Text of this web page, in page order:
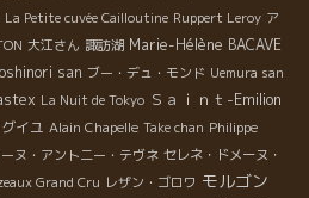
La Petite cuvée Cailloutine Ruppert Leroy ア
大江さん 諏訪湖 Marie-Hélène BACAVE
san ブー・デュ・モンド Uemura san
La Nuit de Tokyo Ｓａｉｎｔ-Emilion
イユ Alain Chapelle Take chan Philippe
ーヌ・アント二ー・テヴネ セレネ・ドメーヌ・
Grand Cru レザン・ゴロワ モルゴン